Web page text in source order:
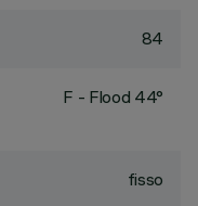
84
F - Flood 44°
fisso